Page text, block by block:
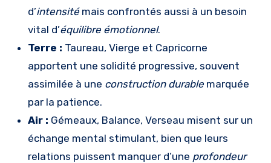
d’intensitémais confrontés aussi à un besoin
vital d’équilibre émotionnel.
Terre : Taureau, Vierge et Capricorne
apportent une solidité progressive, souvent
assimilée à une construction durablemarquée
par la patience.
Air : Gémeaux, Balance, Verseau misent sur un
échange mental stimulant, bien que leurs
relations puissent manquer d’une profondeur